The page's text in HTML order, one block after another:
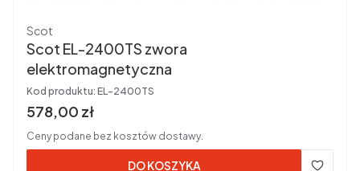
Producent
Scot
Scot EL-2400TS zwora
elektromagnetyczna
Kod produktu: EL-2400TS
Cena brutto
578,00 zł
Ceny podane bez kosztów dostawy.
DO KOSZYKA